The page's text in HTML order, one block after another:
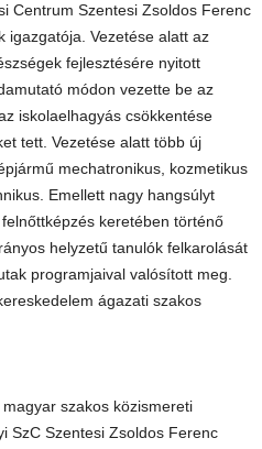
Centrum Szentesi Zsoldos Ferenc
igazgatója. Vezetése alatt az
fejlesztésére nyitott
módon vezette be az
iskolaelhagyás csökkentése
tett. Vezetése alatt több új
mechatronikus, kozmetikus
Emellett nagy hangsúlyt
keretében történő
helyzetű tanulók felkarolását
programjaival valósított meg.
ágazati szakos
szakos közismereti
SzC Szentesi Zsoldos Ferenc